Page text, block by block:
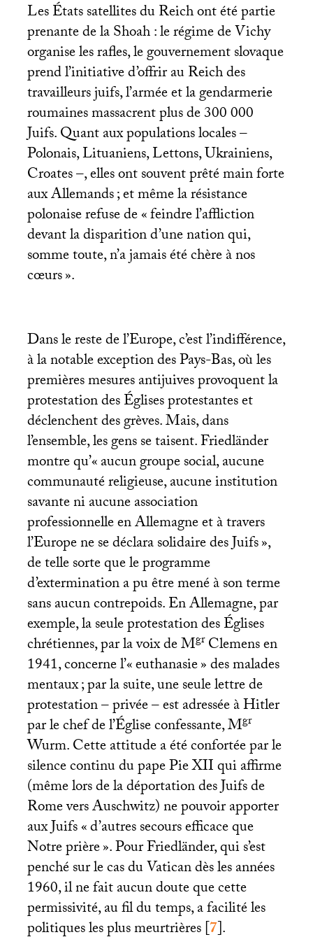
Les États satellites du Reich ont été partie
prenante de la Shoah : le régime de Vichy
organise les rafles, le gouvernement slovaque
prend l’initiative d’offrir au Reich des
travailleurs juifs, l’armée et la gendarmerie
roumaines massacrent plus de 300 000
Juifs. Quant aux populations locales –
Polonais, Lituaniens, Lettons, Ukrainiens,
Croates –, elles ont souvent prêté main forte
aux Allemands; et même la résistance
polonaise refuse de «feindre l’affliction
devant la disparition d’une nation qui,
somme toute, n’a jamais été chère à nos
cœurs».
Dans le reste de l’Europe, c’est l’indifférence,
à la notable exception des Pays-Bas, où les
premières mesures antijuives provoquent la
protestation des Églises protestantes et
déclenchent des grèves. Mais, dans
l’ensemble, les gens se taisent. Friedländer
montre qu’«aucun groupe social, aucune
communauté religieuse, aucune institution
savante ni aucune association
professionnelle en Allemagne et à travers
l’Europe ne se déclara solidaire des Juifs»,
de telle sorte que le programme
d’extermination a pu être mené à son terme
sans aucun contrepoids. En Allemagne, par
exemple, la seule protestation des Églises
chrétiennes, par la voix de MgrClemens en
1941, concerne l’«euthanasie» des malades
mentaux; par la suite, une seule lettre de
protestation – privée – est adressée à Hitler
par le chef de l’Église confessante, Mgr
Wurm. Cette attitude a été confortée par le
silence continu du pape PieXIIqui affirme
(même lors de la déportation des Juifs de
Rome vers Auschwitz) ne pouvoir apporter
aux Juifs «d’autres secours efficace que
Notre prière». Pour Friedländer, qui s’est
penché sur le cas du Vatican dès les années
1960, il ne fait aucun doute que cette
permissivité, au fil du temps, a facilité les
politiques les plus meurtrières[7].